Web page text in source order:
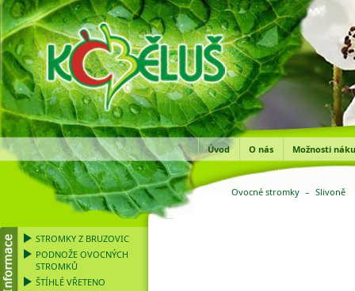
Úvod O nás Možnosti
Ovocné stromky – Slivoně
STROMKY Z BRUZOVIC
PODNOŽE OVOCNÝCH
STROMKŮ
ŠTÍHLÉ VŘETENO